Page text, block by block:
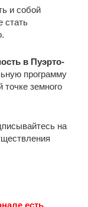
и собой
стать
в Пуэрто-
программу
земного
на
есть